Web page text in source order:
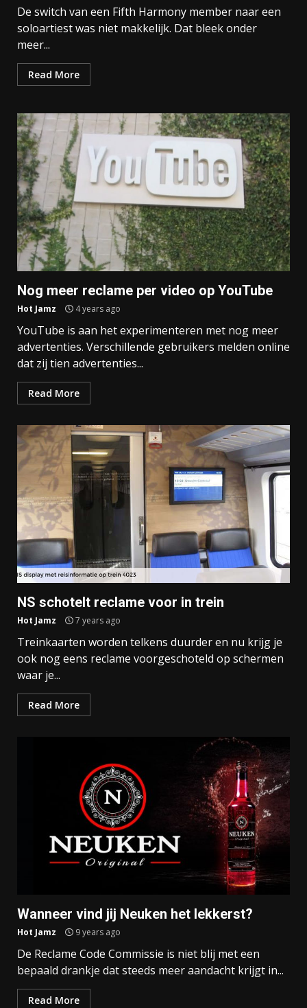
De switch van een Fifth Harmony member naar een
soloartiest was niet makkelijk. Dat bleek onder
meer...
Read More
Nog meer reclame per video op YouTube
Hot Jamz 4 years ago
YouTube is aan het experimenteren met nog meer
advertenties. Verschillende gebruikers melden online
dat zij tien advertenties...
Read More
NS schotelt reclame voor in trein
Hot Jamz 7 years ago
Treinkaarten worden telkens duurder en nu krijg je
ook nog eens reclame voorgeschoteld op schermen
waar je...
Read More
Wanneer vind jij Neuken het lekkerst?
Hot Jamz 9 years ago
De Reclame Code Commissie is niet blij met een
bepaald drankje dat steeds meer aandacht krijgt in...
Read More